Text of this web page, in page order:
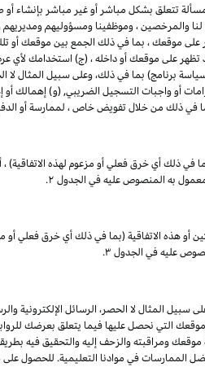
تتعلق بشكل مباشر أو غير مباشر بإنشاء
لنا والمرخصين ، وموظفينا ومسؤوليهم
على موقعك ، بما في ذلك الجمع بين موقعك أو
تظهر على موقعك أو داخله ، (ج) استخدامك لأي
برنامج) بما في ذلك، وعلى سبيل المثال
أو واجبات التسجيل الضريبي, (و) إهمالك
في ذلك من خلال تفويض خاص ، لممارسة أو
في ذلك أي خرق فعلي أو مزعوم لهذه
به المنصوص عليه في الجدول ۲.
أو هذه الاتفاقية (بما في ذلك أي خرق فعلي أو
عليه في الجدول ۳.
المثال لا الحصر، الرسائل الإلكترونية
التي نحصل عليها فيما يتعلق بعرضك
والزحف إليه والتحقيق فيه بطريقة
في موادنا التعليمية. للحصول على